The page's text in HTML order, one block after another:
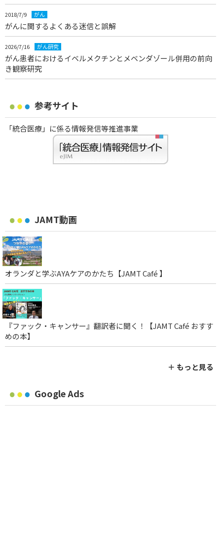
2018/7/9 がん
がんに関するよくある迷信と誤解
2026/7/16 がん研究
がん患者におけるイベルメクチンとメベンダゾール併用の前向
き観察研究
参考サイト
「統合医療」に係る情報発信等推進事業
JAMT動画
オランダと学ぶAYAケアのかたち【JAMT Café 】
『ファック・キャンサー』翻訳者に聞く！【JAMT Café おすす
めの本】
＋ もっと見る
Google Ads